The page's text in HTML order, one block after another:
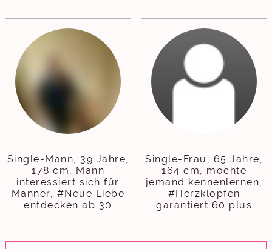
Single-Mann, 39 Jahre,
178 cm, Mann
interessiert sich für
Männer, #Neue Liebe
entdecken ab 30
Single-Frau, 65 Jahre,
164 cm, möchte
jemand kennenlernen,
#Herzklopfen
garantiert 60 plus